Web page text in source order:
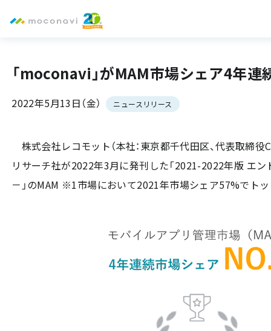
「moconavi」がMAM市場シェア4年連
2022年5月13日（金） ニュースリリース
株式会社レコモット（本社：東京都千代田区、代表取締役
リサーチ社が2022年3月に発刊した「2021-2022年版 エ
－」のMAM ※1市場において2021年市場シェア57%でト